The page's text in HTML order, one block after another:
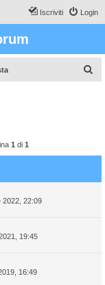
Login
Iscriviti
1 di 1
2022, 22:09
19:45
16:49